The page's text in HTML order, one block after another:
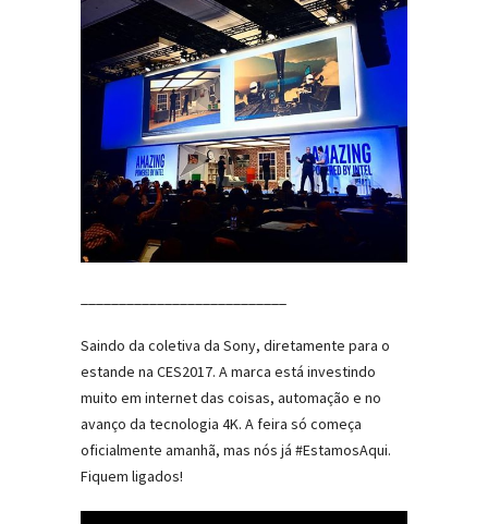
Saindo da coletiva da Sony, diretamente para o
estande na CES2017. A marca está investindo
muito em internet das coisas, automação e no
avanço da tecnologia 4K. A feira só começa
oficialmente amanhã, mas nós já #EstamosAqui.
Fiquem ligados!